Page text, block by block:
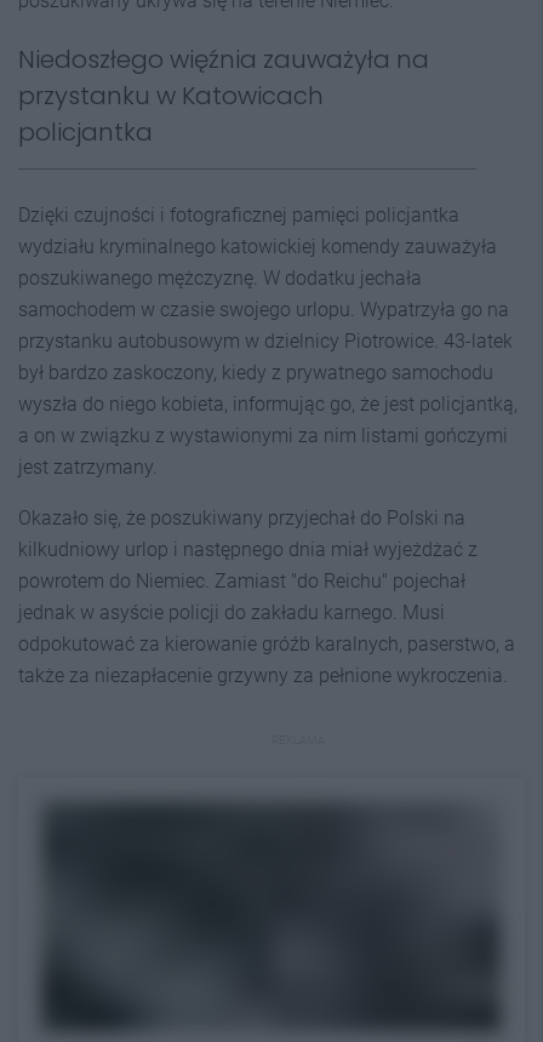
Niedoszłego więźnia zauważyła na
przystanku w Katowicach
policjantka
Dzięki czujności i fotograficznej pamięci policjantka
wydziału kryminalnego katowickiej komendy zauważyła
poszukiwanego mężczyznę. W dodatku jechała
samochodem w czasie swojego urlopu. Wypatrzyła go na
przystanku autobusowym w dzielnicy Piotrowice. 43-latek
był bardzo zaskoczony, kiedy z prywatnego samochodu
wyszła do niego kobieta, informując go, że jest policjantką,
a on w związku z wystawionymi za nim listami gończymi
jest zatrzymany.
Okazało się, że poszukiwany przyjechał do Polski na
kilkudniowy urlop i następnego dnia miał wyjeżdżać z
powrotem do Niemiec. Zamiast "do Reichu" pojechał
jednak w asyście policji do zakładu karnego. Musi
odpokutować za kierowanie gróźb karalnych, paserstwo, a
także za niezapłacenie grzywny za pełnione wykroczenia.